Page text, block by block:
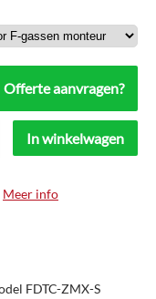
Offerte aanvragen?
In winkelwagen
Meer info
FDTC-ZMX-S